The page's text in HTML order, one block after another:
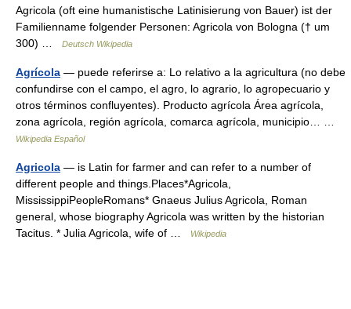
Agricola (oft eine humanistische Latinisierung von Bauer) ist der
Familienname folgender Personen: Agricola von Bologna († um
300) …
Deutsch Wikipedia
Agrícola — puede referirse a: Lo relativo a la agricultura (no debe
confundirse con el campo, el agro, lo agrario, lo agropecuario y
otros términos confluyentes). Producto agrícola Área agrícola,
zona agrícola, región agrícola, comarca agrícola, municipio… …
Wikipedia Español
Agricola — is Latin for farmer and can refer to a number of
different people and things.Places*Agricola,
MississippiPeopleRomans* Gnaeus Julius Agricola, Roman
general, whose biography Agricola was written by the historian
Tacitus. * Julia Agricola, wife of …
Wikipedia